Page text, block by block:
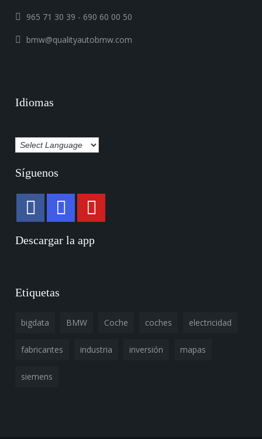
965 71 30 39 - 690 60 00 50
bmw@qualityautobmw.com
Idiomas
Síguenos
Descargar la app
Etiquetas
bigdata BMW Coche coches electricidad
fabricantes industria inversión mapas
siemens